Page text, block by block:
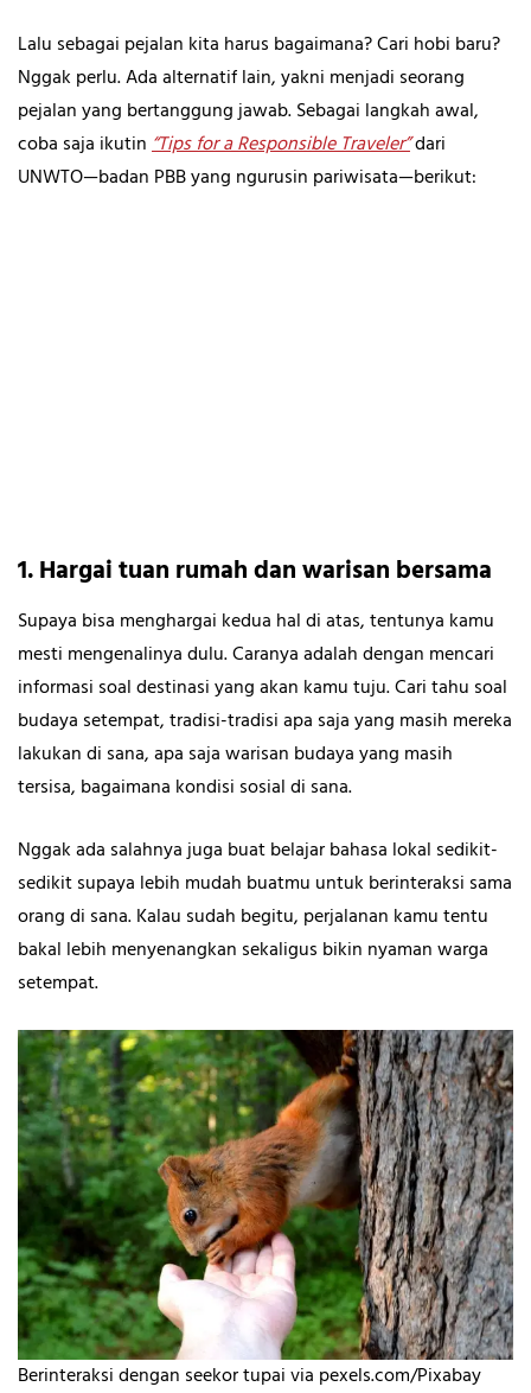
Lalu sebagai pejalan kita harus bagaimana? Cari hobi baru?
Nggak perlu. Ada alternatif lain, yakni menjadi seorang
pejalan yang bertanggung jawab. Sebagai langkah awal,
coba saja ikutin“Tips for a Responsible Traveler”dari
UNWTO—badan PBB yang ngurusin pariwisata—berikut:
1. Hargai tuan rumah dan warisan bersama
Supaya bisa menghargai kedua hal di atas, tentunya kamu
mesti mengenalinya dulu. Caranya adalah dengan mencari
informasi soal destinasi yang akan kamu tuju. Cari tahu soal
budaya setempat, tradisi-tradisi apa saja yang masih mereka
lakukan di sana, apa saja warisan budaya yang masih
tersisa, bagaimana kondisi sosial di sana.
Nggak ada salahnya juga buat belajar bahasa lokal sedikit-
sedikit supaya lebih mudah buatmu untuk berinteraksi sama
orang di sana. Kalau sudah begitu, perjalanan kamu tentu
bakal lebih menyenangkan sekaligus bikin nyaman warga
setempat.
Berinteraksi dengan seekor tupai via pexels.com/Pixabay